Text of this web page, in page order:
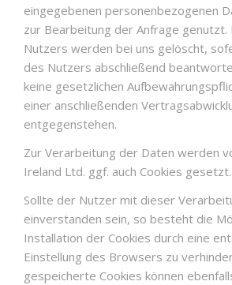
eingegebenen personenbezogenen
zur Bearbeitung der Anfrage genutzt.
Nutzers werden bei uns gelöscht,
des Nutzers abschließend
keine gesetzlichen
einer anschließenden
entgegenstehen.
Zur Verarbeitung der Daten werden
Ireland Ltd. ggf. auch Cookies gesetzt.
Sollte der Nutzer mit dieser
einverstanden sein, so besteht die
Installation der Cookies durch eine
Einstellung des Browsers zu
gespeicherte Cookies können